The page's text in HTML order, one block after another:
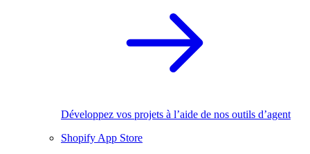
Développez vos projets à l’aide de nos outils d’agent
Shopify App Store